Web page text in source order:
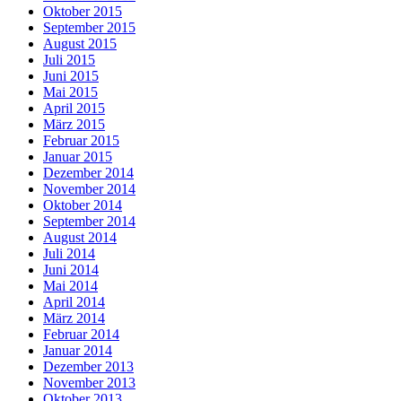
Oktober 2015
September 2015
August 2015
Juli 2015
Juni 2015
Mai 2015
April 2015
März 2015
Februar 2015
Januar 2015
Dezember 2014
November 2014
Oktober 2014
September 2014
August 2014
Juli 2014
Juni 2014
Mai 2014
April 2014
März 2014
Februar 2014
Januar 2014
Dezember 2013
November 2013